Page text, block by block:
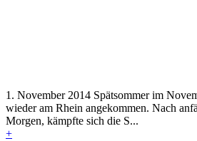
1. November 2014 Spätsommer im
wieder am Rhein angekommen. Nach
Morgen, kämpfte sich die S...
+